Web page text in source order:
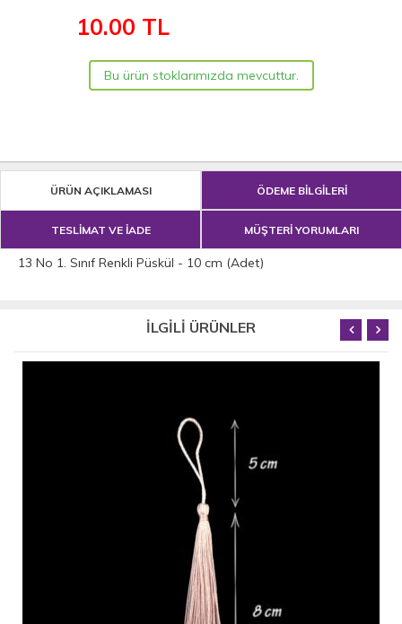
10.00 TL
Bu ürün stoklarımızda mevcuttur.
ÜRÜN AÇIKLAMASI ÖDEME BİLGİLERİ
TESLİMAT VE İADE MÜŞTERİ YORUMLARI
13 No 1. Sınıf Renkli Püskül - 10 cm (Adet)
İLGİLİ ÜRÜNLER